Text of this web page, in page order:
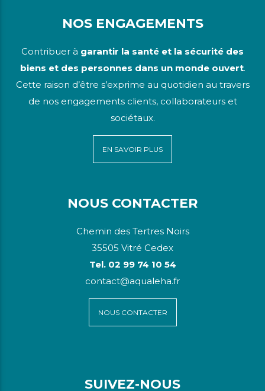
NOS ENGAGEMENTS
Contribuer à garantir la santé et la sécurité des
biens et des personnes dans un monde ouvert.
Cette raison d’être s’exprime au quotidien au travers
de nos engagements clients, collaborateurs et
sociétaux.
EN SAVOIR PLUS
NOUS CONTACTER
Chemin des Tertres Noirs
35505 Vitré Cedex
Tel. 02 99 74 10 54
contact@aqualeha.fr
NOUS CONTACTER
SUIVEZ-NOUS